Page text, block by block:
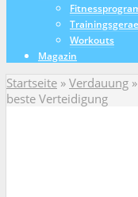
Workouts
Magazin
Startseite » Verdauung »
beste Verteidigung